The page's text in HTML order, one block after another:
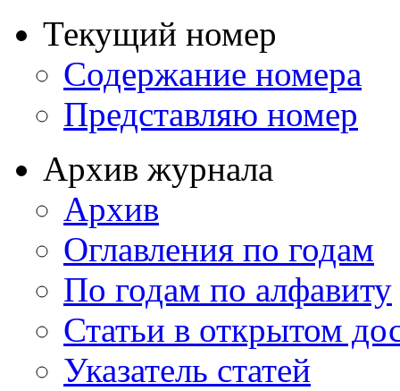
Текущий номер
Содержание номера
Представляю номер
Архив журнала
Архив
Оглавления по годам
По годам по алфавиту
Статьи в открытом
Указатель статей